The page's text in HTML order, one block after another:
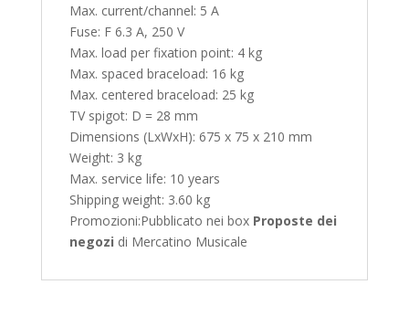
Max. current/channel: 5 A
Fuse: F 6.3 A, 250 V
Max. load per fixation point: 4 kg
Max. spaced braceload: 16 kg
Max. centered braceload: 25 kg
TV spigot: D = 28 mm
Dimensions (LxWxH): 675 x 75 x 210 mm
Weight: 3 kg
Max. service life: 10 years
Shipping weight: 3.60 kg
Promozioni:Pubblicato nei box Proposte dei
negozi di Mercatino Musicale